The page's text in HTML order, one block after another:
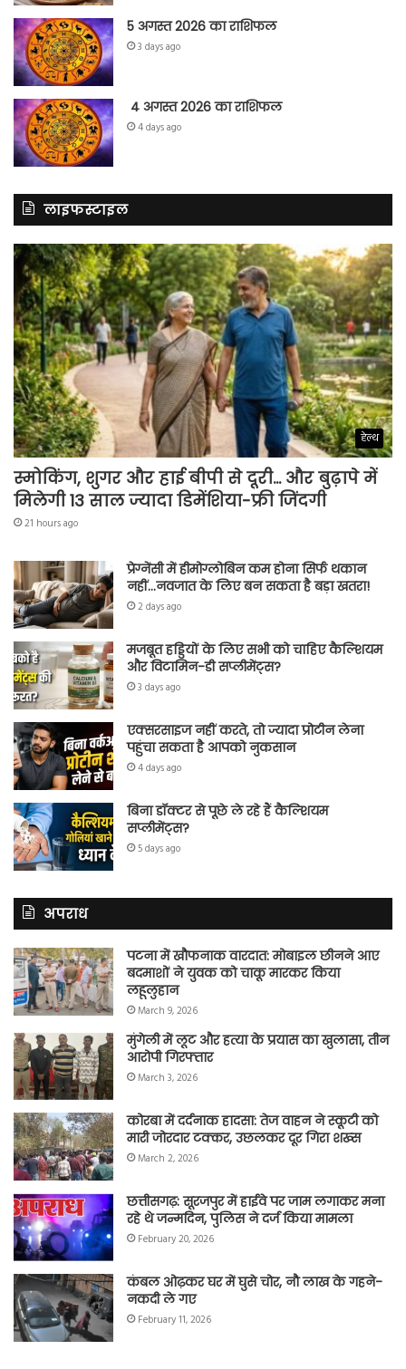
5 अगस्त 2026 का राशिफल
3 days ago
4 अगस्त 2026 का राशिफल
4 days ago
लाइफस्टाइल
हेल्थ
स्मोकिंग, शुगर और हाई बीपी से दूरी… और बुढ़ापे में
मिलेगी 13 साल ज्यादा डिमेंशिया-फ्री जिंदगी
21 hours ago
प्रेग्नेंसी में हीमोग्लोबिन कम होना सिर्फ थकान
नहीं…नवजात के लिए बन सकता है बड़ा खतरा!
2 days ago
मजबूत हड्डियों के लिए सभी को चाहिए कैल्शियम
और विटामिन-डी सप्लीमेंट्स?
3 days ago
एक्सरसाइज नहीं करते, तो ज्यादा प्रोटीन लेना
पहुंचा सकता है आपको नुकसान
4 days ago
बिना डॉक्टर से पूछे ले रहे हैं कैल्शियम
सप्लीमेंट्स?
5 days ago
अपराध
पटना में खौफनाक वारदात: मोबाइल छीनने आए
बदमाशों ने युवक को चाकू मारकर किया
लहूलुहान
March 9, 2026
मुंगेली में लूट और हत्या के प्रयास का खुलासा, तीन
आरोपी गिरफ्तार
March 3, 2026
कोरबा में दर्दनाक हादसा: तेज वाहन ने स्कूटी को
मारी जोरदार टक्कर, उछलकर दूर गिरा शख्स
March 2, 2026
छत्तीसगढ़: सूरजपुर में हाईवे पर जाम लगाकर मना
रहे थे जन्मदिन, पुलिस ने दर्ज किया मामला
February 20, 2026
कंबल ओढ़कर घर में घुसे चोर, नौ लाख के गहने-
नकदी ले गए
February 11, 2026